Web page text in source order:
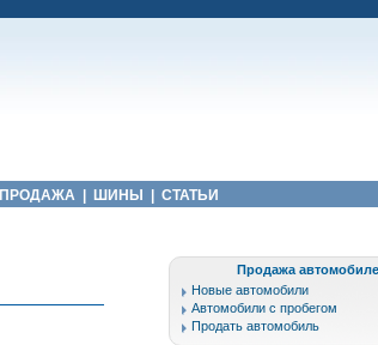
ПРОДАЖА ШИНЫ СТАТЬИ
Продажа
Новые автомобили
Автомобили с пробегом
Продать автомобиль